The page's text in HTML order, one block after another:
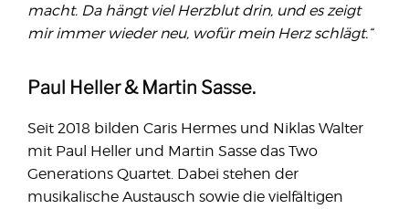
macht. Da hängt viel Herzblut drin, und es zeigt
mir immer wieder neu, wofür mein Herz schlägt.“
Paul Heller & Martin Sasse.
Seit 2018 bilden Caris Hermes und Niklas Walter
mit Paul Heller und Martin Sasse das Two
Generations Quartet. Dabei stehen der
musikalische Austausch sowie die vielfältigen